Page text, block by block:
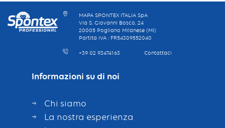
MAPA SPONTEX ITALIA SpA
Via S. Giovanni Bosco, 24
20005 Pogliano Milanese (MI)
Partita IVA : FR54309552040
+39 02 93474163 Contattaci
Informazioni su di noi
Chi siamo
La nostra esperienza